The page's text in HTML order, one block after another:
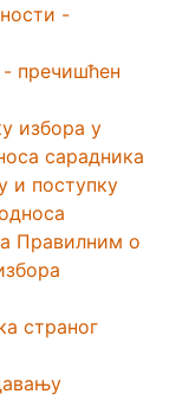
-
пречишћен
избора у
сарадника
и поступку
Правилним о
страног